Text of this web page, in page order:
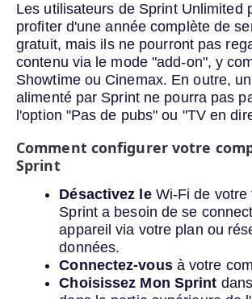
Les utilisateurs de Sprint Unlimited
profiter d'une année complète de
gratuit, mais ils ne pourront pas
contenu via le mode "add-on", y
Showtime ou Cinemax. En outre,
alimenté par Sprint ne pourra pas
l'option "Pas de pubs" ou "TV en
Comment configurer votre
Sprint
Désactivez leWi-Fi de votre
Sprint a besoin de se
appareil via votre plan ou
données.
Connectez-vousà votre
Choisissez Mon Sprint